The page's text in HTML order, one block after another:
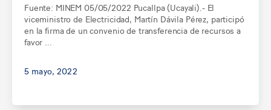
Fuente: MINEM 05/05/2022 Pucallpa (Ucayali).- El
viceministro de Electricidad, Martín Dávila Pérez, participó
en la firma de un convenio de transferencia de recursos a
favor ...
5 mayo, 2022